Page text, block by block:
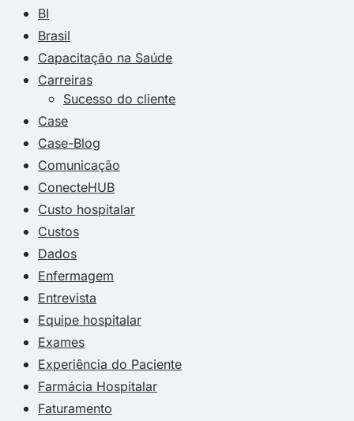
BI
Brasil
Capacitação na Saúde
Carreiras
Sucesso do cliente
Case
Case-Blog
Comunicação
ConecteHUB
Custo hospitalar
Custos
Dados
Enfermagem
Entrevista
Equipe hospitalar
Exames
Experiência do Paciente
Farmácia Hospitalar
Faturamento